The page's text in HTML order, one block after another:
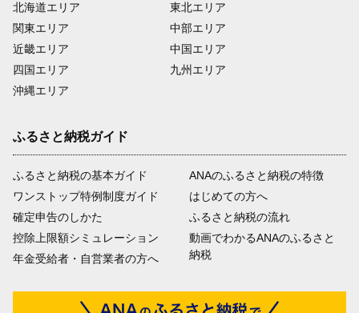
北海道エリア
関東エリア
近畿エリア
四国エリア
沖縄エリア
東北エリア
中部エリア
中国エリア
九州エリア
ふるさと納税ガイド
ふるさと納税の基本ガイド
ワンストップ特例制度ガイド
確定申告のしかた
控除上限額シミュレーション
年金受給者・自営業者の方へ
ANAのふるさと納税の特徴
はじめての方へ
ふるさと納税の流れ
動画でわかるANAのふるさと
納税